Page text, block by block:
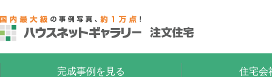
完成事例を見る 住宅会